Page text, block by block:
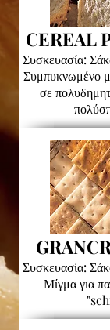
CEREAL
Συσκευασία:
Συμπυκνωμένο
σε
Συσκευασία:
Μίγμα για